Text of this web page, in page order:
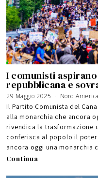
I comunisti aspirano
repubblicana e
29 Maggio 2025
M
a
g
o
2
0
2
Nord America
Il Partito Comunista del
alla monarchia che ancora
rivendica la trasformazione
conferisca al popolo il
ancora oggi una monarchia
Continua